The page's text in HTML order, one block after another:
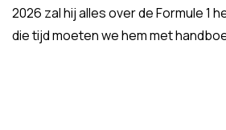
2026 zal hij alles over de Formule 1
die tijd moeten we hem met